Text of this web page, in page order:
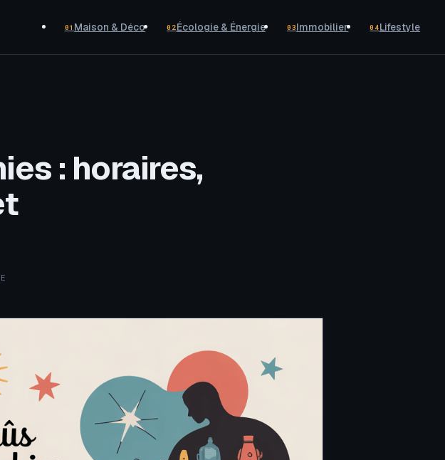
01 Maison & Déco 02Écologie & Énergie 03Immobilier 04Lifestyle
: horaires,